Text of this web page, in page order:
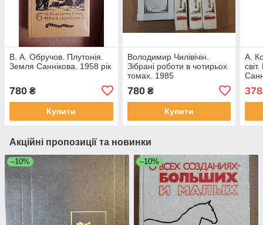
В. А. Обручов. Плутонія.
Земля Саннікова. 1958 рік
780 ₴
Купити
Володимир Чилівічін.
Зібрані роботи в чотирьох
томах. 1985
780₴
Купити
А.
378
Акційні пропозиції та новинки
–10% –10%